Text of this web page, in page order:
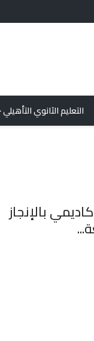
التعليم الثانوي التأهيلي
بالإنجاز